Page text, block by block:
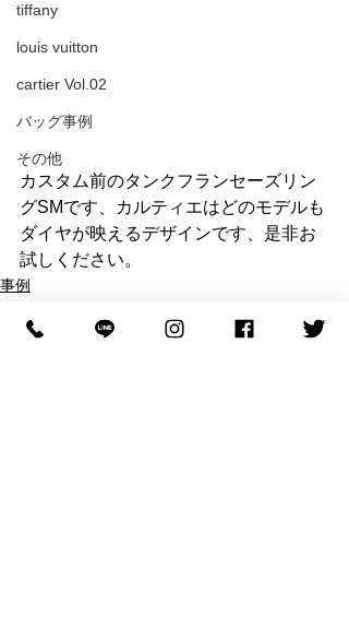
tiffany
louis vuitton
cartier Vol.02
バッグ事例
その他
カスタム前のタンクフランセーズリン
グSMです、カルティエはどのモデルも
ダイヤが映えるデザインです、是非お
試しください。
事例
cartier